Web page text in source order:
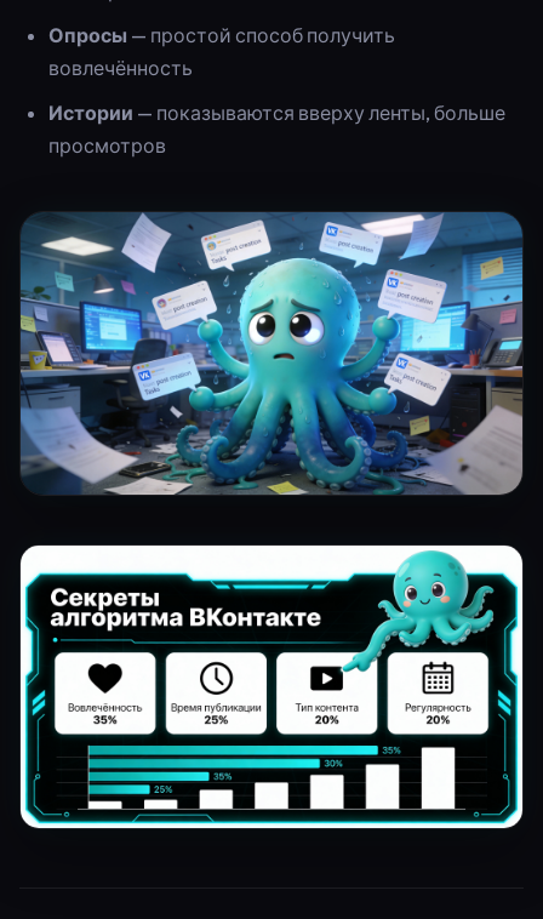
Опросы — простой способ получить
вовлечённость
Истории — показываются вверху ленты, больше
просмотров